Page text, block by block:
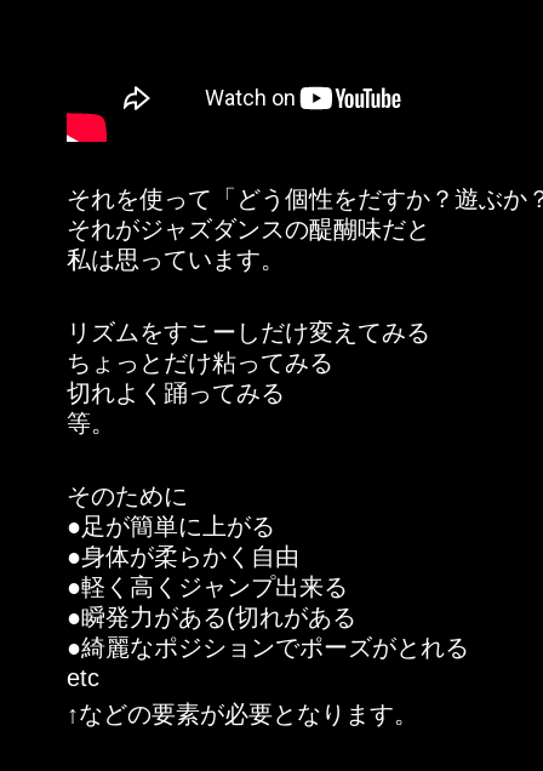
それを使って「どう個性をだすか？遊ぶか
それがジャズダンスの醍醐味だと
私は思っています。
リズムをすこーしだけ変えてみる
ちょっとだけ粘ってみる
切れよく踊ってみる
等。
そのために
●足が簡単に上がる
●身体が柔らかく自由
●軽く高くジャンプ出来る
●瞬発力がある(切れがある
●綺麗なポジションでポーズがとれる
etc
↑などの要素が必要となります。